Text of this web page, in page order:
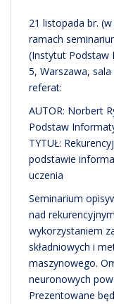
21 listopada br.
ramach
(Instytut Podstaw
5, Warszawa,
referat:
AUTOR: Norbert
Podstaw
TYTUŁ:
podstawie
uczenia
Seminarium
nad
wykorzystaniem
składniowych i
maszynowego.
neuronowych
Prezentowane